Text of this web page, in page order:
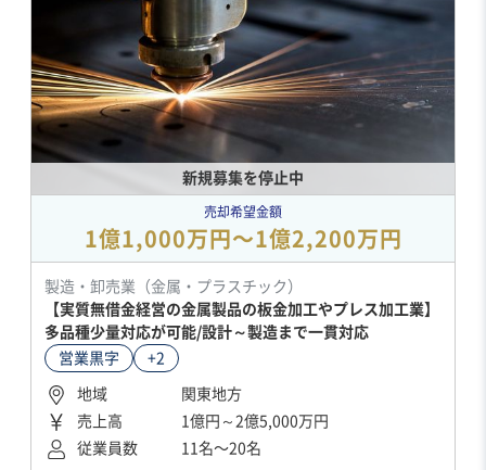
新規募集を停止中
売却希望金額
1億1,000万円〜1億2,200万円
製造・卸売業（金属・プラスチック）
【実質無借金経営の金属製品の板金加工やプレス加工業】
多品種少量対応が可能/設計～製造まで一貫対応
営業黒字
+2
地域
関東地方
売上高
1億円～2億5,000万円
従業員数
11名〜20名